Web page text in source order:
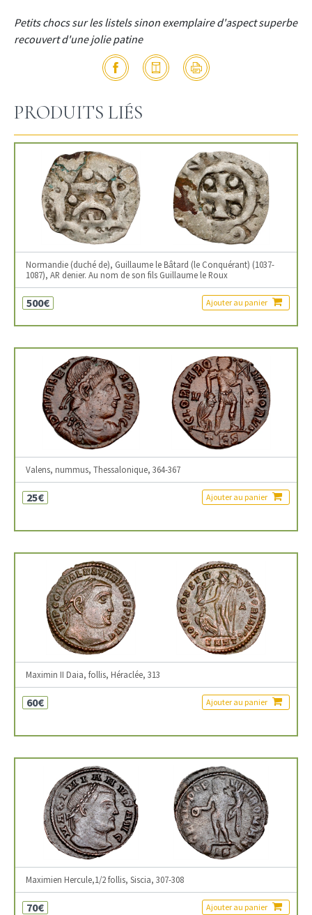
Petits chocs sur les listels sinon exemplaire d'aspect superbe
recouvert d'une jolie patine
PRODUITS LIÉS
Normandie (duché de), Guillaume le Bâtard (le Conquérant) (1037-
1087), AR denier. Au nom de son fils Guillaume le Roux
500€ Ajouter au panier
Valens, nummus, Thessalonique, 364-367
25€ Ajouter au panier
Maximin II Daia, follis, Héraclée, 313
60€ Ajouter au panier
Maximien Hercule,1/2 follis, Siscia, 307-308
70€ Ajouter au panier